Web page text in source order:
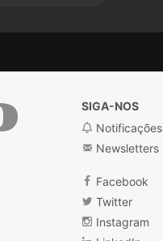
Público
SIGA-NOS
Notificações
Newsletters
Facebook
Twitter
Instagram